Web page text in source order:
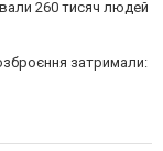
260 тисяч людей
затримали: